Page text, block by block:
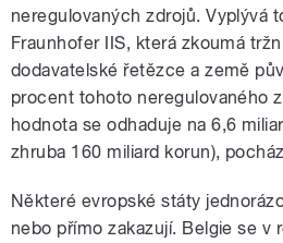
neregulovaných zdrojů. Vyplývá
Fraunhofer IIS, která zkoumá
dodavatelské řetězce a země
procent tohoto neregulovaného
hodnota se odhaduje na 6,6
zhruba 160 miliard korun),
Některé evropské státy
nebo přímo zakazují. Belgie se v